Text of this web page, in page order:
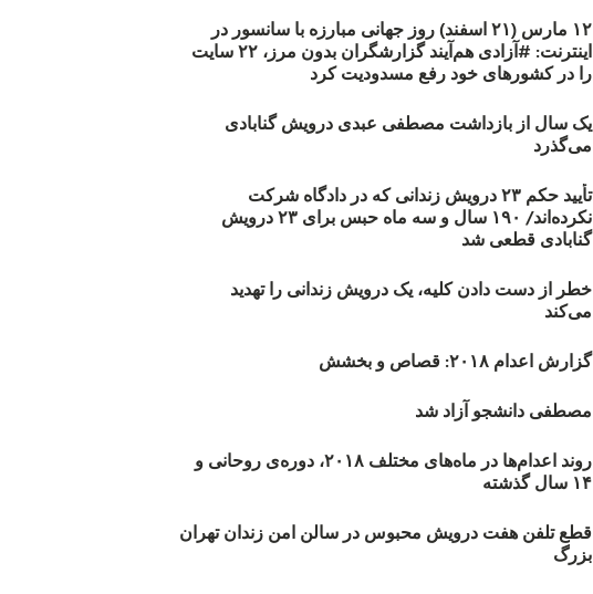
۱۲ مارس (۲۱ اسفند) روز جهانی مبارزه با سانسور در
اینترنت: #آزادی هم‌آیند گزارشگران‌ بدون مرز، ۲۲ سایت
را در کشورهای خود رفع مسدودیت کرد
یک سال از بازداشت مصطفی عبدی درویش گنابادی
می‌گذرد
تأیید حکم ۲۳ درویش زندانی که در دادگاه شرکت
نکرده‌اند/ ۱۹۰ سال و سه ماه حبس برای ۲۳ درویش
گنابادی قطعی شد
خطر از دست دادن کلیه، یک درویش زندانی را تهدید
می‌کند
گزارش اعدام ۲۰۱۸: قصاص و بخشش
مصطفی دانشجو آزاد شد
روند اعدام‌ها در ماه‌های مختلف ۲۰۱۸، دوره‌ی روحانی و
۱۴ سال گذشته
قطع تلفن هفت درویش محبوس در سالن امن زندان تهران
بزرگ